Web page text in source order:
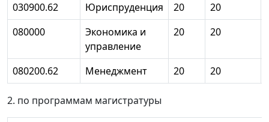
030900.62 Юриспруденция 20 20
080000
Экономика и
управление
20 20
080200.62 Менеджмент 20 20
2. по программам магистратуры